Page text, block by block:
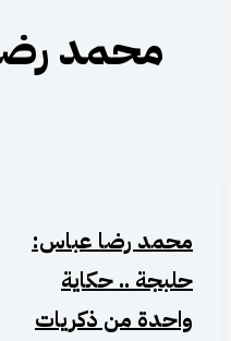
محمد
محمد رضا عباس:
حلبجة .. حكاية
واحدة من ذكريات